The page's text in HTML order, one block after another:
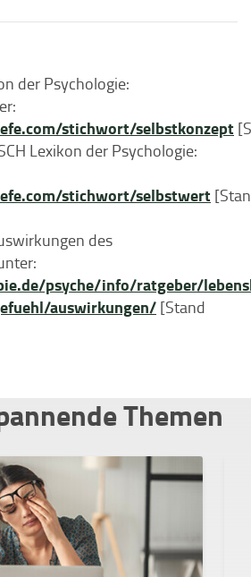
der Psychologie:
stichwort/selbstkonzept
Lexikon der Psychologie:
stichwort/selbstwert
des
psyche/info/ratgeber/
auswirkungen/ [Stand
Themen